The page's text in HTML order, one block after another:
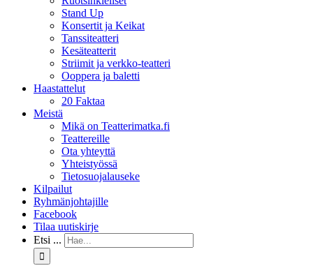
Stand Up
Konsertit ja Keikat
Tanssiteatteri
Kesäteatterit
Striimit ja verkko-teatteri
Ooppera ja baletti
Haastattelut
20 Faktaa
Meistä
Mikä on Teatterimatka.fi
Teattereille
Ota yhteyttä
Yhteistyössä
Tietosuojalauseke
Kilpailut
Ryhmänjohtajille
Facebook
Tilaa uutiskirje
Etsi ...